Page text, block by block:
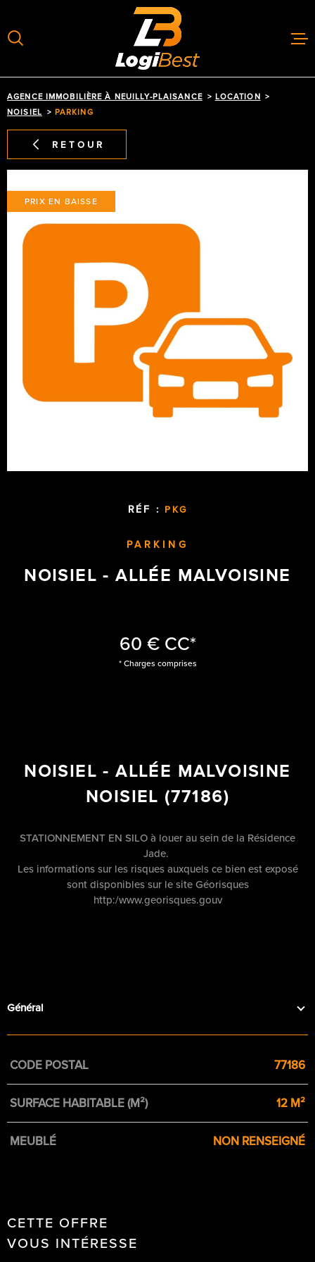
lamenu
contenu
GÉRER
ACHETER
AGENCE IMMOBILIÈRE À NEUILLY-PLAISANCE
LOCATION
NOISIEL
PARKING
RETOUR
PRIX EN BAISSE
RÉF : PKG
PARKING
NOISIEL - ALLÉE MALVOISINE
60 € CC*
* Charges comprises
NOISIEL - ALLÉE MALVOISINE
NOISIEL (77186)
STATIONNEMENT EN SILO à louer au sein de la Résidence
Jade.
Les informations sur les risques auxquels ce bien est exposé
sont disponibles sur le site Géorisques
http:/www.georisques.gouv
Général
Caractérisque Valeurs
CODE POSTAL 77186
SURFACE HABITABLE (M²) 12 M²
MEUBLÉ NON RENSEIGNÉ
CETTE OFFRE
VOUS INTÉRESSE